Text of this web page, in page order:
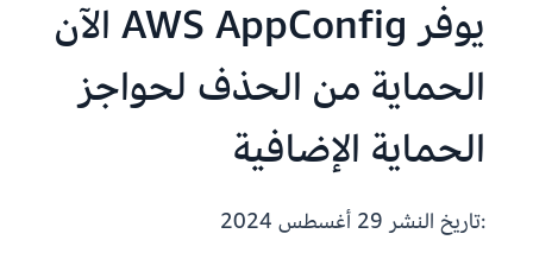
يوفر AWS AppConfig الآن
الحماية من الحذف لحواجز
الحماية الإضافية
:تاريخ النشر